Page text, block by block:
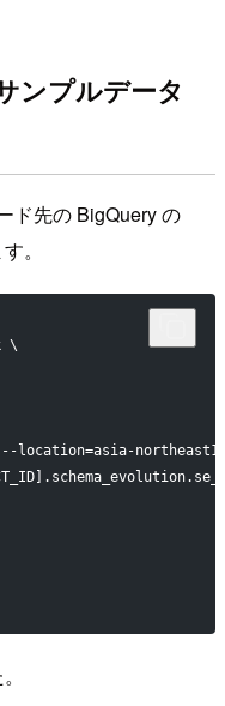
ンプルデータ
ド先の BigQuery の
。
\
--location=asia-